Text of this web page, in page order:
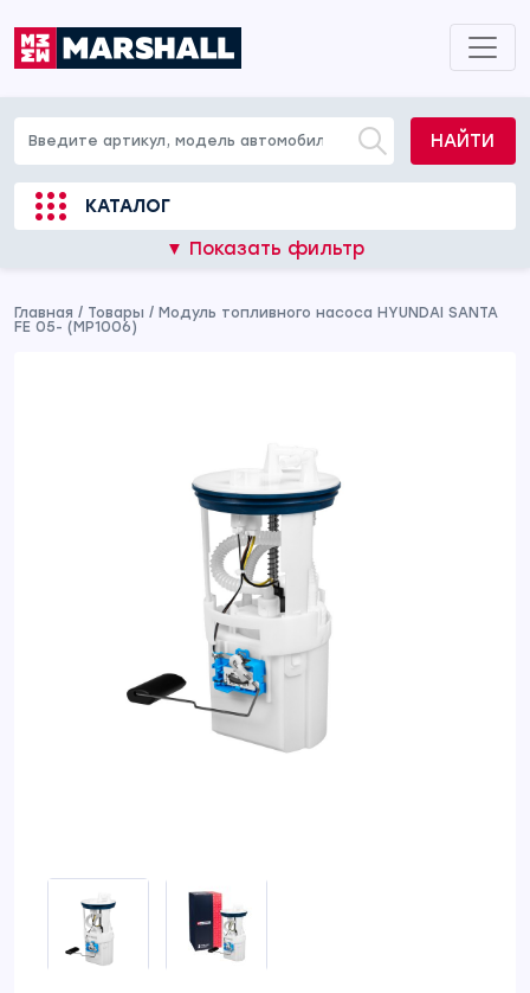
НАЙТИ
КАТАЛОГ
▼ Показать фильтр
Главная / Товары / Модуль топливного насоса HYUNDAI SANTA
FE 05- (MP1006)